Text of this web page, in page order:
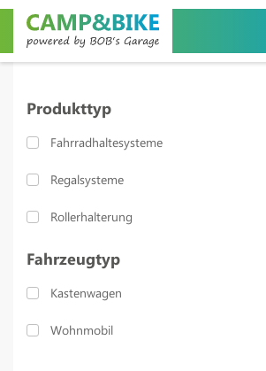
Produkttyp
Fahrradhaltesysteme
Regalsysteme
Rollerhalterung
Fahrzeugtyp
Kastenwagen
Wohnmobil